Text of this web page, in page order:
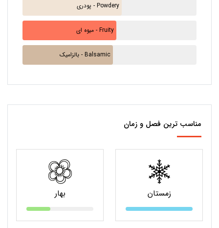
پودری - Powdery
میوه ای - Fruity
بالزامیک - Balsamic
مناسب ترین فصل و زمان
زمستان بهار